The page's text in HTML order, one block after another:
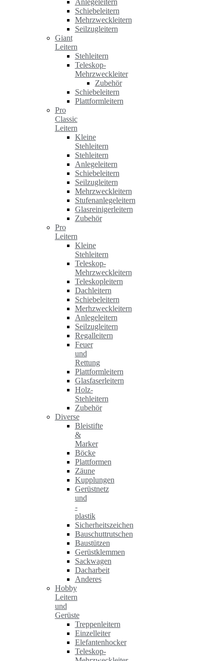
Anlegeleitern
Schiebeleitern
Mehrzweckleitern
Seilzugleitern
Giant
Leitern
Stehleitern
Teleskop-
Mehrzweckleiter
Zubehör
Schiebeleitern
Plattformleitern
Pro
Classic
Leitern
Kleine
Stehleitern
Stehleitern
Anlegeleitern
Schiebeleitern
Seilzugleitern
Mehrzweckleitern
Stufenanlegeleitern
Glasreinigerleitern
Zubehör
Pro
Leitern
Kleine
Stehleitern
Teleskop-
Mehrzweckleitern
Teleskopleitern
Dachleitern
Schiebeleitern
Merhzweckleitern
Anlegeleitern
Seilzugleitern
Regalleitern
Feuer
und
Rettung
Plattformleitern
Glasfaserleitern
Holz-
Stehleitern
Zubehör
Diverse
Bleistifte
&
Marker
Böcke
Plattformen
Zäune
Kupplungen
Gerüstnetz
und
-
plastik
Sicherheitszeichen
Bauschuttrutschen
Baustützen
Gerüstklemmen
Sackwagen
Dacharbeit
Anderes
Hobby
Leitern
und
Gerüste
Treppenleitern
Einzelleiter
Elefantenhocker
Teleskop-